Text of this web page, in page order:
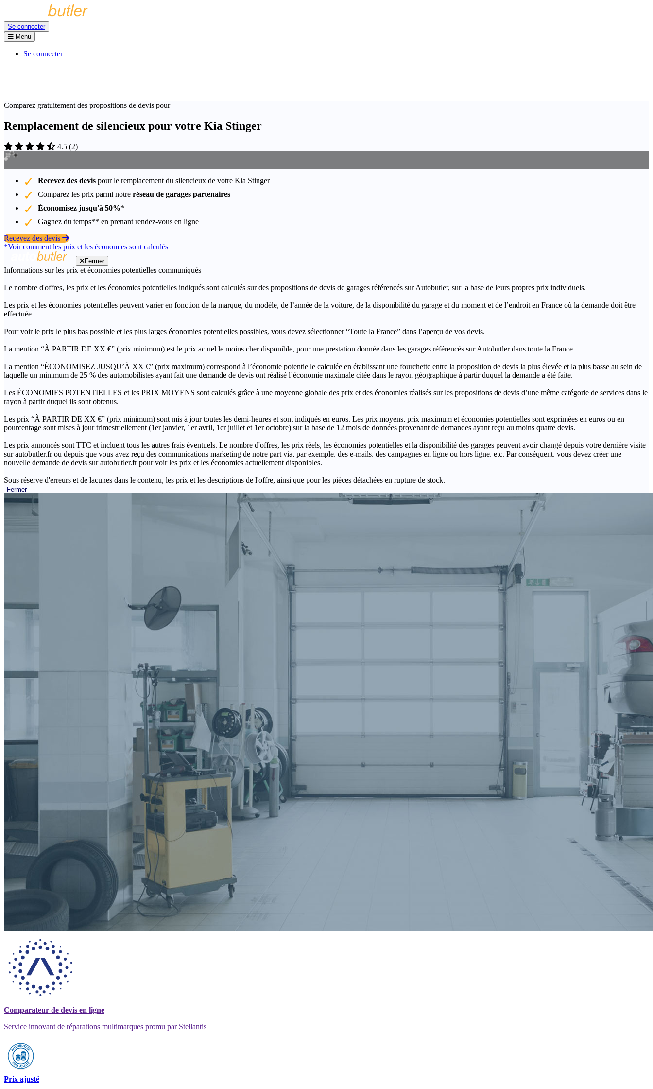
Se connecter
Menu
Se connecter
Comparez gratuitement des propositions de devis pour
Remplacement de silencieux pour votre Kia Stinger
4.5 (2)
Recevez des devis pour le remplacement du silencieux de votre Kia Stinger
Comparez les prix parmi notre réseau de garages partenaires
Économisez jusqu'à 50%*
Gagnez du temps** en prenant rendez-vous en ligne
Recevez des devis
*Voir comment les prix et les économies sont calculés
Fermer
Informations sur les prix et économies potentielles communiqués
Le nombre d'offres, les prix et les économies potentielles indiqués sont calculés sur des propositions de devis de garages référencés sur Autobutler, sur la base de leurs propres prix individuels.
Les prix et les économies potentielles peuvent varier en fonction de la marque, du modèle, de l’année de la voiture, de la disponibilité du garage et du moment et de l’endroit en France où la demande doit être
effectuée.
Pour voir le prix le plus bas possible et les plus larges économies potentielles possibles, vous devez sélectionner “Toute la France” dans l’aperçu de vos devis.
La mention “À PARTIR DE XX €” (prix minimum) est le prix actuel le moins cher disponible, pour une prestation donnée dans les garages référencés sur Autobutler dans toute la France.
La mention “ÉCONOMISEZ JUSQU’À XX €” (prix maximum) correspond à l’économie potentielle calculée en établissant une fourchette entre la proposition de devis la plus élevée et la plus basse au sein de
laquelle un minimum de 25 % des automobilistes ayant fait une demande de devis ont réalisé l’économie maximale citée dans le rayon géographique à partir duquel la demande a été faite.
Les ÉCONOMIES POTENTIELLES et les PRIX MOYENS sont calculés grâce à une moyenne globale des prix et des économies réalisés sur les propositions de devis d’une même catégorie de services dans le
rayon à partir duquel ils sont obtenus.
Les prix “À PARTIR DE XX €” (prix minimum) sont mis à jour toutes les demi-heures et sont indiqués en euros. Les prix moyens, prix maximum et économies potentielles sont exprimées en euros ou en
pourcentage sont mises à jour trimestriellement (1er janvier, 1er avril, 1er juillet et 1er octobre) sur la base de 12 mois de données provenant de demandes ayant reçu au moins quatre devis.
Les prix annoncés sont TTC et incluent tous les autres frais éventuels. Le nombre d'offres, les prix réels, les économies potentielles et la disponibilité des garages peuvent avoir changé depuis votre dernière visite
sur autobutler.fr ou depuis que vous avez reçu des communications marketing de notre part via, par exemple, des e-mails, des campagnes en ligne ou hors ligne, etc. Par conséquent, vous devez créer une
nouvelle demande de devis sur autobutler.fr pour voir les prix et les économies actuellement disponibles.
Sous réserve d'erreurs et de lacunes dans le contenu, les prix et les descriptions de l'offre, ainsi que pour les pièces détachées en rupture de stock.
Fermer
Comparateur de devis en ligne
Service innovant de réparations multimarques promu par Stellantis
Prix ajusté